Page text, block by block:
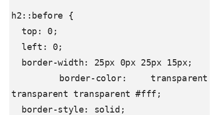
h2::before {
transparent transparent #fff;